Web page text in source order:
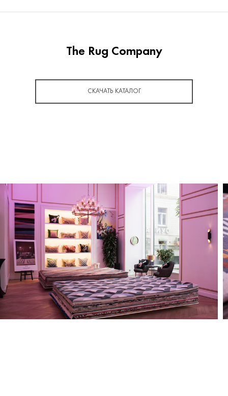
The Rug Company
СКАЧАТЬ КАТАЛОГ